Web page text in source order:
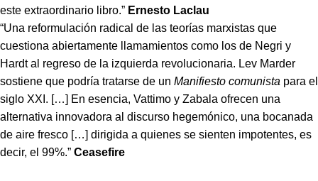
este extraordinario libro.” Ernesto Laclau
“Una reformulación radical de las teorías marxistas que
cuestiona abiertamente llamamientos como los de Negri y
Hardt al regreso de la izquierda revolucionaria. Lev Marder
sostiene que podría tratarse de un Manifiesto comunista para el
siglo XXI. […] En esencia, Vattimo y Zabala ofrecen una
alternativa innovadora al discurso hegemónico, una bocanada
de aire fresco […] dirigida a quienes se sienten impotentes, es
decir, el 99%.” Ceasefire